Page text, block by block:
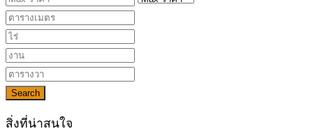
Search
สิ่งที่น่าสนใจ